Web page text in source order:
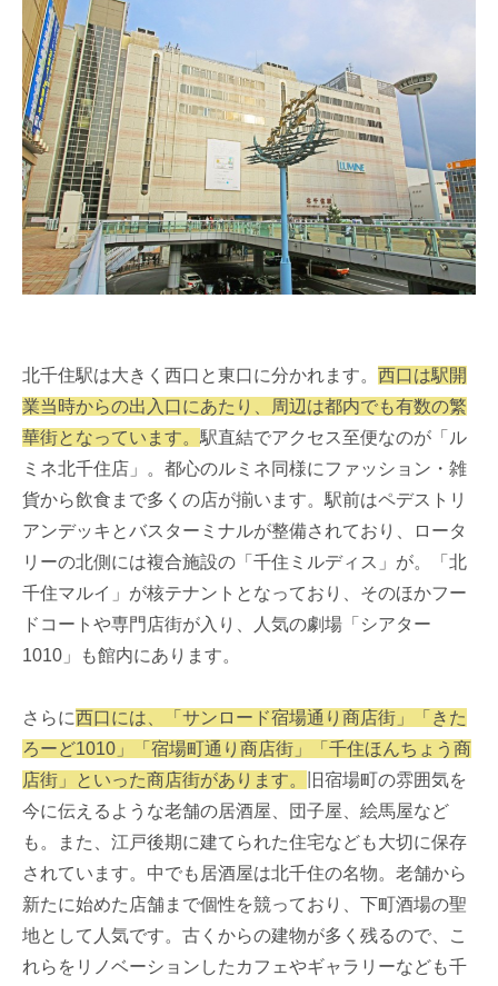
北千住駅は大きく西口と東口に分かれます。 西口は駅開
業当時からの出入口にあたり、周辺は都内でも有数の繁
華街となっています。 駅直結でアクセス至便なのが「ル
ミネ北千住店」。都心のルミネ同様にファッション・雑
貨から飲食まで多くの店が揃います。駅前はペデストリ
アンデッキとバスターミナルが整備されており、ロータ
リーの北側には複合施設の「千住ミルディス」が。「北
千住マルイ」が核テナントとなっており、そのほかフー
ドコートや専門店街が入り、人気の劇場「シアター
1010」も館内にあります。
さらに西口には、「サンロード宿場通り商店街」「きた
ろーど1010」「宿場町通り商店街」「千住ほんちょう商
店街」といった商店街があります。
旧宿場町の雰囲気を
今に伝えるような老舗の居酒屋、団子屋、絵馬屋など
も。また、江戸後期に建てられた住宅なども大切に保存
されています。中でも居酒屋は北千住の名物。老舗から
新たに始めた店舗まで個性を競っており、下町酒場の聖
地として人気です。古くからの建物が多く残るので、こ
れらをリノベーションしたカフェやギャラリーなども千